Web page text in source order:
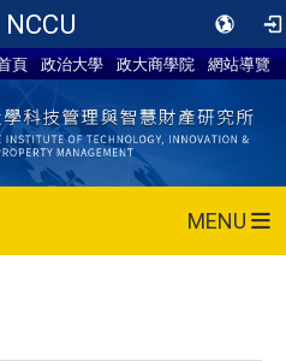
NCCU
頁 政治大學 政大商學院 網站導覽
MENU